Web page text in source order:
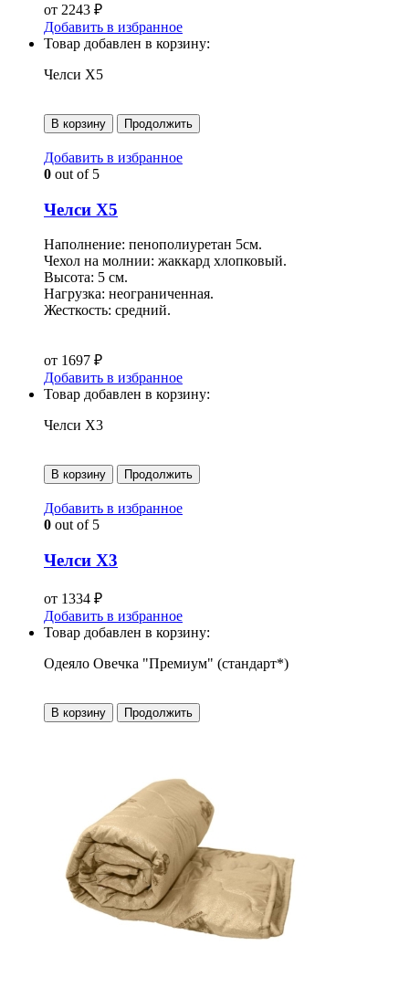
от 2243 ₽
Добавить в избранное
Товар добавлен в корзину:
Челси Х5
В корзину Продолжить
Добавить в избранное
0 out of 5
Челси Х5
Наполнение: пенополиуретан 5см.
Чехол на молнии: жаккард хлопковый.
Высота: 5 см.
Нагрузка: неограниченная.
Жесткость: средний.
от 1697 ₽
Добавить в избранное
Товар добавлен в корзину:
Челси Х3
В корзину Продолжить
Добавить в избранное
0 out of 5
Челси Х3
от 1334 ₽
Добавить в избранное
Товар добавлен в корзину:
Одеяло Овечка "Премиум" (стандарт*)
В корзину Продолжить